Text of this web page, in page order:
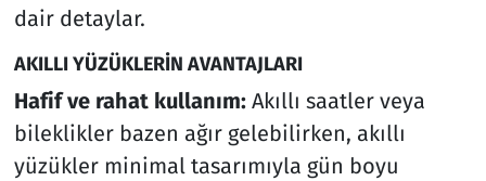
dair detaylar.
AKILLI YÜZÜKLERİN AVANTAJLARI
Hafif ve rahat kullanım:Akıllı saatler veya
bileklikler bazen ağır gelebilirken, akıllı
yüzükler minimal tasarımıyla gün boyu